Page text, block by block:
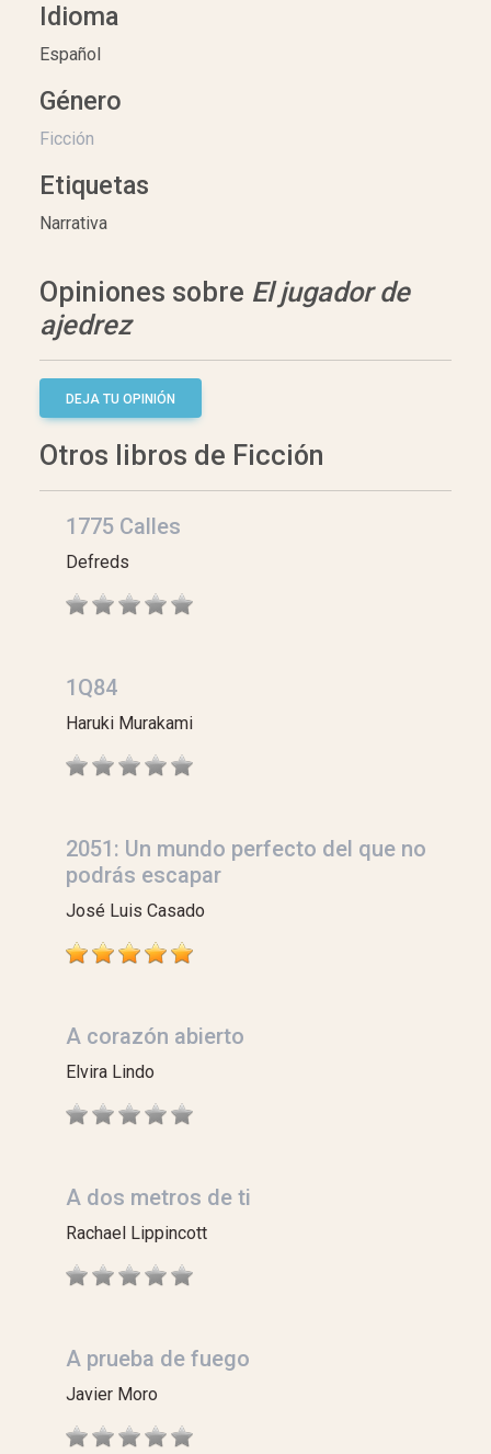
Idioma
Español
Género
Ficción
Etiquetas
Narrativa
Opiniones sobre El jugador de
ajedrez
DEJA TU OPINIÓN
Otros libros de Ficción
1775 Calles
Defreds
1Q84
Haruki Murakami
2051: Un mundo perfecto del que no
podrás escapar
José Luis Casado
A corazón abierto
Elvira Lindo
A dos metros de ti
Rachael Lippincott
A prueba de fuego
Javier Moro